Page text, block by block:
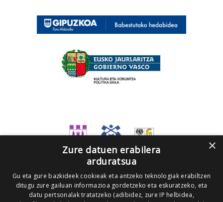
×
Zure datuen erabilera
arduratsua
Gu eta gure bazkideek cookieak eta antzeko teknologiak erabiltzen
ditugu zure gailuan informazioa gordetzeko eta eskuratzeko, eta
datu pertsonalak tratatzeko (adibidez, zure IP helbidea,